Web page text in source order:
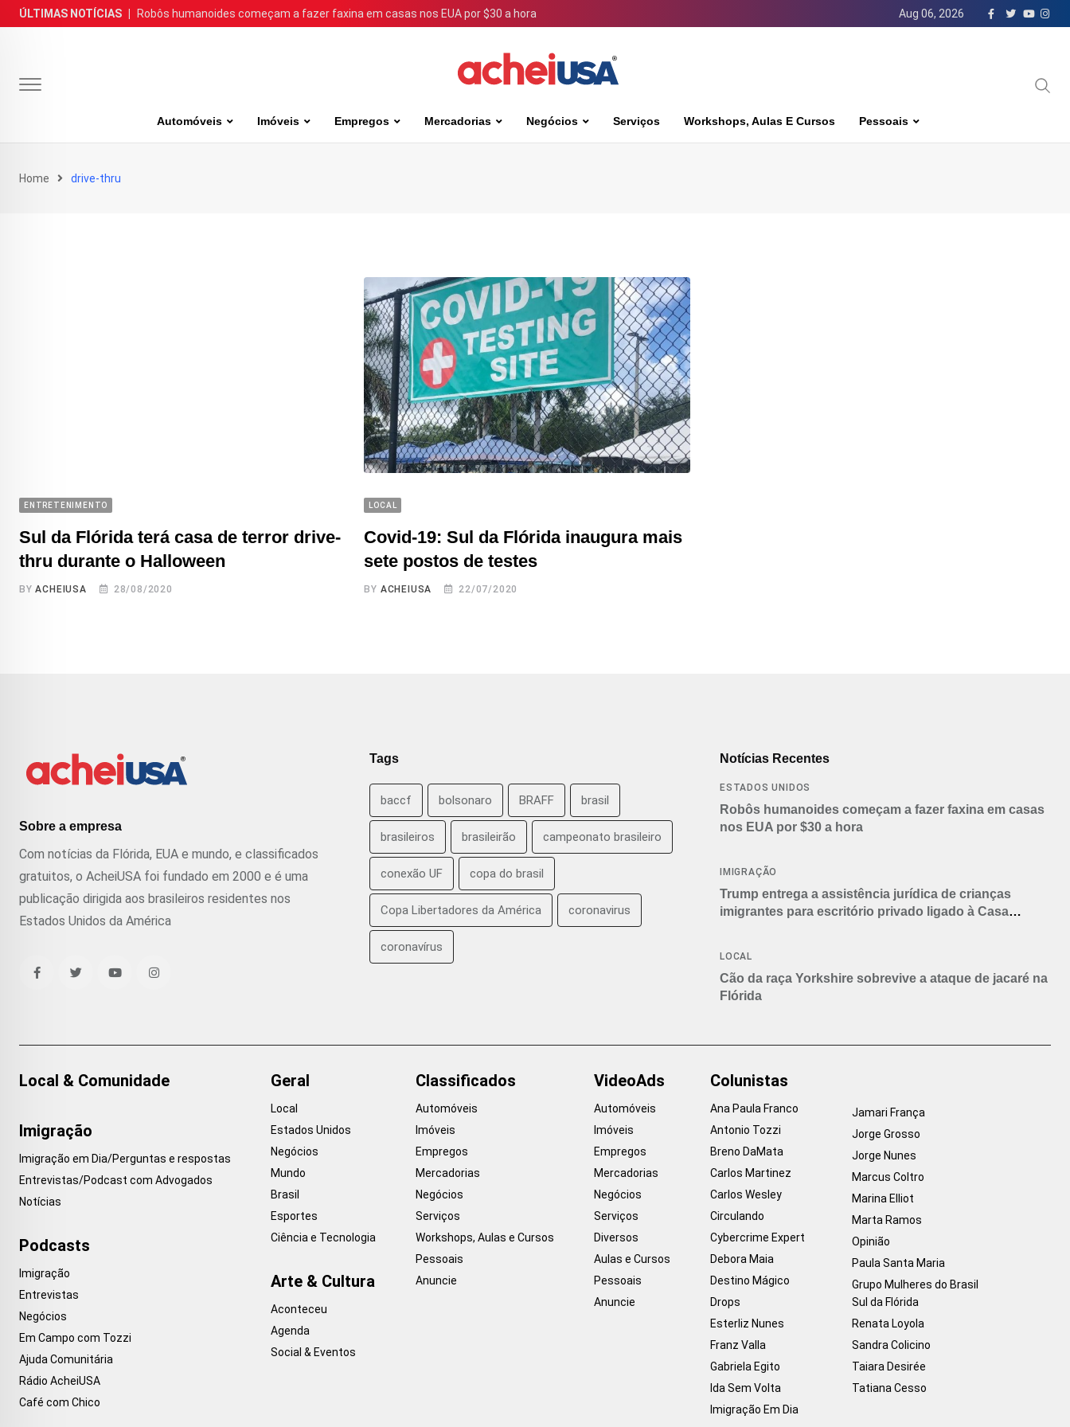
Skip
to
ÚLTIMAS NOTÍCIAS Robôs humanoides começam a fazer faxina em casas nos EUA por $30 a hora Aug 06, 2026
Automóveis Imóveis Empregos Mercadorias Negócios Serviços Workshops, Aulas E Cursos Pessoais
Home drive-thru
ENTRETENIMENTO
Sul da Flórida terá casa de terror drive-
thru durante o Halloween
BYACHEIUSA 28/08/2020
LOCAL
Covid-19: Sul da Flórida inaugura mais
sete postos de testes
BY ACHEIUSA 22/07/2020
Sobre a empresa
Com notícias da Flórida, EUA e mundo, e classificados
gratuitos, o AcheiUSA foi fundado em 2000 e é uma
publicação dirigida aos brasileiros residentes nos
Estados Unidos da América
Tags
baccf bolsonaro BRAFF brasil
brasileiros brasileirão campeonato brasileiro
conexão UF copa do brasil
Copa Libertadores da América coronavirus
coronavírus
Notícias Recentes
ESTADOS UNIDOS
Robôs humanoides começam a fazer faxina em casas
nos EUA por $30 a hora
IMIGRAÇÃO
Trump entrega a assistência jurídica de crianças
imigrantes para escritório privado ligado à Casa
LOCAL
Cão da raça Yorkshire sobrevive a ataque de jacaré na
Flórida
Local & Comunidade
Imigração
Imigração em Dia/Perguntas e respostas
Entrevistas/Podcast com Advogados
Notícias
Podcasts
Imigração
Entrevistas
Negócios
Em Campo com Tozzi
Ajuda Comunitária
Rádio AcheiUSA
Café com Chico
Geral
Local
Estados Unidos
Negócios
Mundo
Brasil
Esportes
Ciência e Tecnologia
Arte & Cultura
Aconteceu
Agenda
Social & Eventos
Classificados
Automóveis
Imóveis
Empregos
Mercadorias
Negócios
Serviços
Workshops, Aulas e Cursos
Pessoais
Anuncie
VideoAds
Automóveis
Imóveis
Empregos
Mercadorias
Negócios
Serviços
Diversos
Aulas e Cursos
Pessoais
Anuncie
Colunistas
Ana Paula Franco
Antonio Tozzi
Breno DaMata
Carlos Martinez
Carlos Wesley
Circulando
Cybercrime Expert
Debora Maia
Destino Mágico
Drops
Esterliz Nunes
Franz Valla
Gabriela Egito
Ida Sem Volta
Imigração Em Dia
Jamari França
Jorge Grosso
Jorge Nunes
Marcus Coltro
Marina Elliot
Marta Ramos
Opinião
Paula Santa Maria
Grupo Mulheres do Brasil
Sul da Flórida
Renata Loyola
Sandra Colicino
Taiara Desirée
Tatiana Cesso